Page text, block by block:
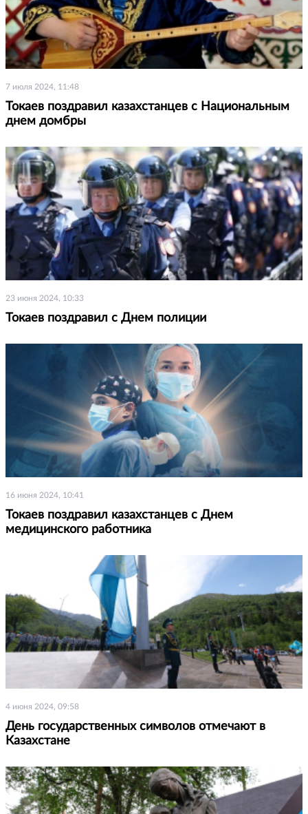
7 июля 2024, 11:48
Токаев поздравил казахстанцев с Национальным
днем домбры
23 июня 2024, 10:33
Токаев поздравил с Днем полиции
16 июня 2024, 10:41
Токаев поздравил казахстанцев с Днем
медицинского работника
4 июня 2024, 09:58
День государственных символов отмечают в
Казахстане